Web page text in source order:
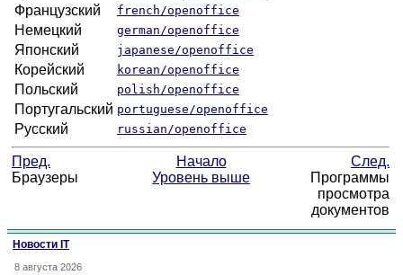
Французский french/openoffice
Немецкий german/openoffice
Японский japanese/openoffice
Корейский korean/openoffice
Польский polish/openoffice
Португальский portuguese/openoffice
Русский russian/openoffice
Пред. Начало
След.
Браузеры
Уровень выше
Программы
просмотра
документов
Новости IT
8 августа 2026